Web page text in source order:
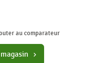
au comparateur
chevron_right